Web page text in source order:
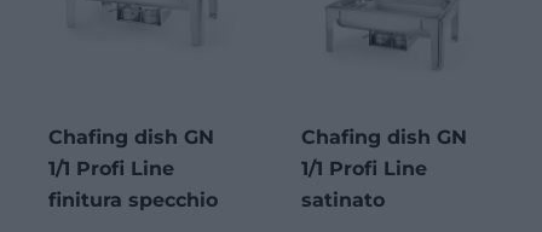
Chafing dish GN
1/1 Profi Line
finitura specchio
Chafing dish GN
1/1 Profi Line
satinato